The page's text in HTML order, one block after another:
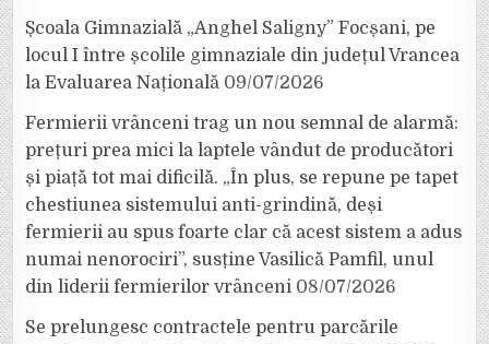
Școala Gimnazială „Anghel Saligny” Focșani, pe
locul I între școlile gimnaziale din județul Vrancea
la Evaluarea Națională 09/07/2026
Fermierii vrânceni trag un nou semnal de alarmă:
prețuri prea mici la laptele vândut de producători
și piață tot mai dificilă. „În plus, se repune pe tapet
chestiunea sistemului anti-grindină, deși
fermierii au spus foarte clar că acest sistem a adus
numai nenorociri”, susține Vasilică Pamfil, unul
din liderii fermierilor vrânceni 08/07/2026
Se prelungesc contractele pentru parcările